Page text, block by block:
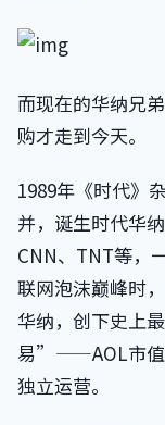
而现在的华纳兄
购才走到今天。
1989年《时代》
并，诞生时代华
CNN、TNT等，
联网泡沫巅峰时
华纳，创下史上
易”——AOL市值
独立运营。